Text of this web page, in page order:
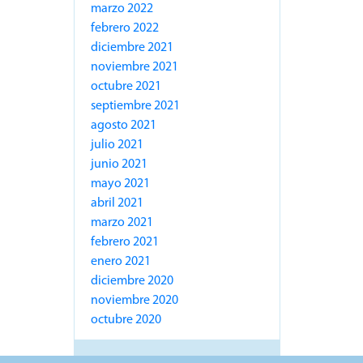
marzo 2022
febrero 2022
diciembre 2021
noviembre 2021
octubre 2021
septiembre 2021
agosto 2021
julio 2021
junio 2021
mayo 2021
abril 2021
marzo 2021
febrero 2021
enero 2021
diciembre 2020
noviembre 2020
octubre 2020